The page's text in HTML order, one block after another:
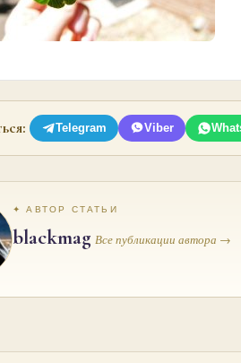
Telegram Viber
✦ АВТОР СТАТЬИ
blackmag Все публикации автора →